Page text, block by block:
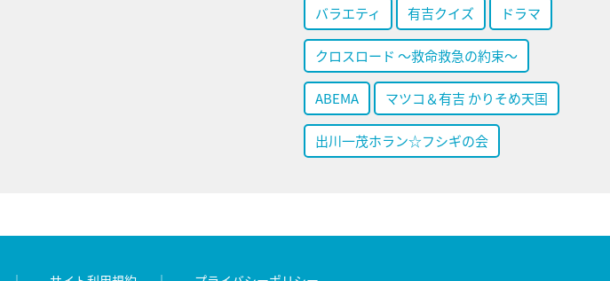
バラエティ 有吉クイズ ドラマ
クロスロード ～救命救急の約束～
ABEMA マツコ＆有吉 かりそめ天国
出川一茂ホラン☆フシギの会